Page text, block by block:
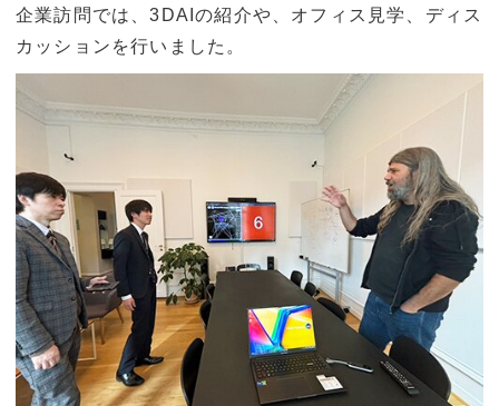
企業訪問では、3DAIの紹介や、オフィス見学、ディス
カッションを行いました。